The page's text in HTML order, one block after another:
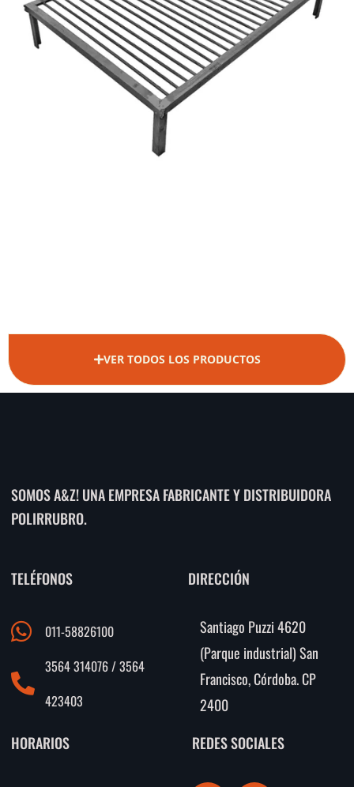
VER TODOS LOS PRODUCTOS
SOMOS A&Z! UNA EMPRESA FABRICANTE Y DISTRIBUIDORA
POLIRRUBRO.
TELÉFONOS
011-58826100
3564 314076 / 3564
423403
DIRECCIÓN
Santiago Puzzi 4620
(Parque industrial) San
Francisco, Córdoba. CP
2400
HORARIOS
REDES SOCIALES